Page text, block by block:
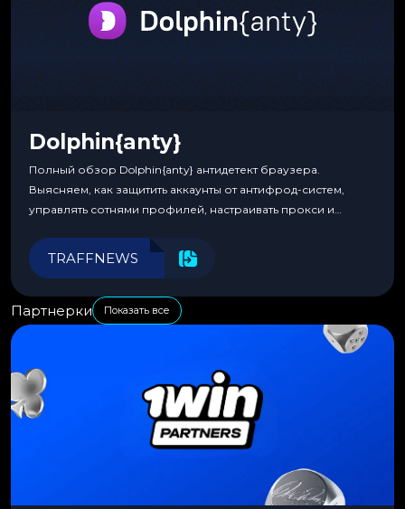
Dolphin{anty}
Полный обзор Dolphin{anty} антидетект браузера.
Выясняем, как защитить аккаунты от антифрод-систем,
управлять сотнями профилей, настраивать прокси и
эффективности.
TRAFFNEWS
Партнерки Показать все